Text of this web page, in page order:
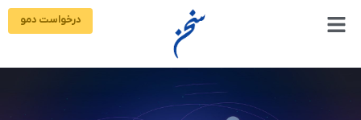
درخواست دمو